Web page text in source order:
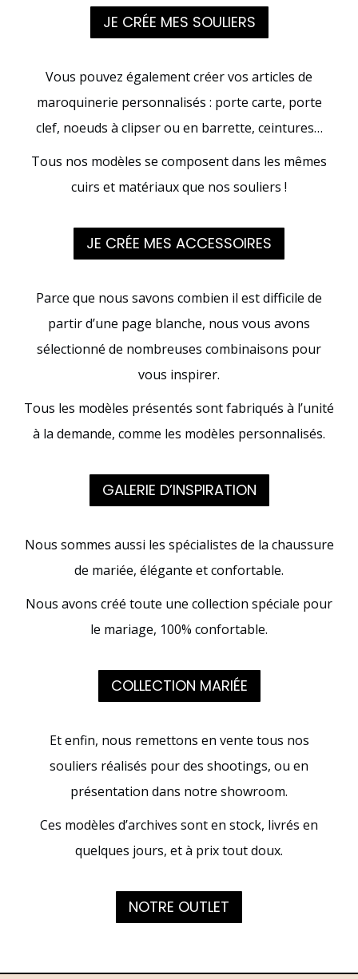
JE CRÉE MES SOULIERS
Vous pouvez également créer vos articles de
maroquinerie personnalisés : porte carte, porte
clef, noeuds à clipser ou en barrette, ceintures…
Tous nos modèles se composent dans les mêmes
cuirs et matériaux que nos souliers !
JE CRÉE MES ACCESSOIRES
Parce que nous savons combien il est difficile de
partir d’une page blanche, nous vous avons
sélectionné de nombreuses combinaisons pour
vous inspirer.
Tous les modèles présentés sont fabriqués à l’unité
à la demande, comme les modèles personnalisés.
GALERIE D’INSPIRATION
Nous sommes aussi les spécialistes de la chaussure
de mariée, élégante et confortable.
Nous avons créé toute une collection spéciale pour
le mariage, 100% confortable.
COLLECTION MARIÉE
Et enfin, nous remettons en vente tous nos
souliers réalisés pour des shootings, ou en
présentation dans notre showroom.
Ces modèles d’archives sont en stock, livrés en
quelques jours, et à prix tout doux.
NOTRE OUTLET